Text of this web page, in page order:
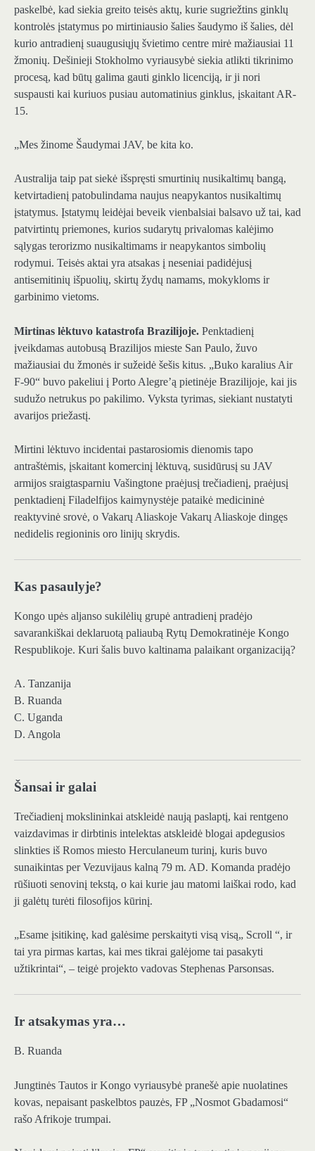
paskelbė, kad siekia greito teisės aktų, kurie sugriežtins ginklų
kontrolės įstatymus po mirtiniausio šalies šaudymo iš šalies, dėl
kurio antradienį suaugusiųjų švietimo centre mirė mažiausiai 11
žmonių. Dešinieji Stokholmo vyriausybė siekia atlikti tikrinimo
procesą, kad būtų galima gauti ginklo licenciją, ir ji nori
suspausti kai kuriuos pusiau automatinius ginklus, įskaitant AR-
15.
„Mes žinome Šaudymai JAV, be kita ko.
Australija taip pat siekė išspręsti smurtinių nusikaltimų bangą,
ketvirtadienį patobulindama naujus neapykantos nusikaltimų
įstatymus. Įstatymų leidėjai beveik vienbalsiai balsavo už tai, kad
patvirtintų priemones, kurios sudarytų privalomas kalėjimo
sąlygas terorizmo nusikaltimams ir neapykantos simbolių
rodymui. Teisės aktai yra atsakas į neseniai padidėjusį
antisemitinių išpuolių, skirtų žydų namams, mokykloms ir
garbinimo vietoms.
Mirtinas lėktuvo katastrofa Brazilijoje. Penktadienį
įveikdamas autobusą Brazilijos mieste San Paulo, žuvo
mažiausiai du žmonės ir sužeidė šešis kitus. „Buko karalius Air
F-90“ buvo pakeliui į Porto Alegre’ą pietinėje Brazilijoje, kai jis
sudužo netrukus po pakilimo. Vyksta tyrimas, siekiant nustatyti
avarijos priežastį.
Mirtini lėktuvo incidentai pastarosiomis dienomis tapo
antraštėmis, įskaitant komercinį lėktuvą, susidūrusį su JAV
armijos sraigtasparniu Vašingtone praėjusį trečiadienį, praėjusį
penktadienį Filadelfijos kaimynystėje pataikė medicininė
reaktyvinė srovė, o Vakarų Aliaskoje Vakarų Aliaskoje dingęs
nedidelis regioninis oro linijų skrydis.
Kas pasaulyje?
Kongo upės aljanso sukilėlių grupė antradienį pradėjo
savarankiškai deklaruotą paliaubą Rytų Demokratinėje Kongo
Respublikoje. Kuri šalis buvo kaltinama palaikant organizaciją?
A. Tanzanija
B. Ruanda
C. Uganda
D. Angola
Šansai ir galai
Trečiadienį mokslininkai atskleidė naują paslaptį, kai rentgeno
vaizdavimas ir dirbtinis intelektas atskleidė blogai apdegusios
slinkties iš Romos miesto Herculaneum turinį, kuris buvo
sunaikintas per Vezuvijaus kalną 79 m. AD. Komanda pradėjo
rūšiuoti senovinį tekstą, o kai kurie jau matomi laiškai rodo, kad
ji galėtų turėti filosofijos kūrinį.
„Esame įsitikinę, kad galėsime perskaityti visą visą„ Scroll “, ir
tai yra pirmas kartas, kai mes tikrai galėjome tai pasakyti
užtikrintai“, – teigė projekto vadovas Stephenas Parsonsas.
Ir atsakymas yra…
B. Ruanda
Jungtinės Tautos ir Kongo vyriausybė pranešė apie nuolatines
kovas, nepaisant paskelbtos pauzės, FP „Nosmot Gbadamosi“
rašo Afrikoje trumpai.